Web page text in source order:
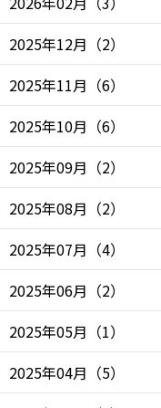
2025年12月 （2）
2025年11月 （6）
2025年10月 （6）
2025年09月 （2）
2025年08月 （2）
2025年07月 （4）
2025年06月 （2）
2025年05月 （1）
2025年04月 （5）